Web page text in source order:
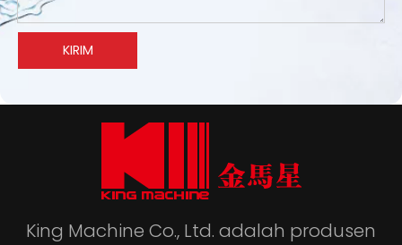
KIRIM
King Machine Co., Ltd. adalah produsen